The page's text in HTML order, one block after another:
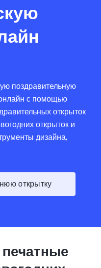
поздравительную
с помощью
открыток
открыток и
дизайна,
открытку